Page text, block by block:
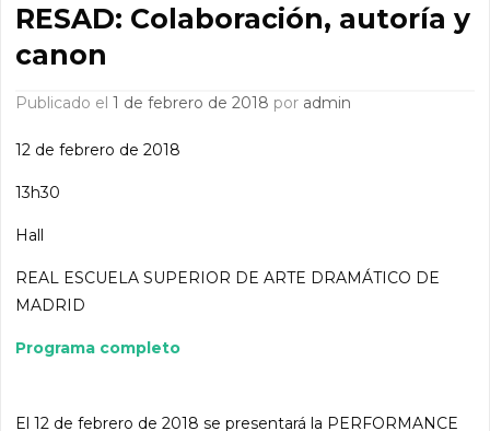
RESAD: Colaboración, autoría y
canon
Publicado el1 de febrero de 2018 por admin
12 de febrero de 2018
13h30
Hall
REAL ESCUELA SUPERIOR DE ARTE DRAMÁTICO DE
MADRID
Programa completo
El 12 de febrero de 2018 se presentará la PERFORMANCE